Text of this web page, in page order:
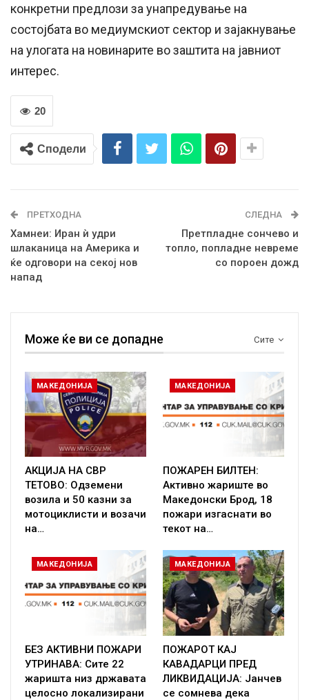
конкретни предлози за унапредување на
состојбата во медиумскиот сектор и зајакнување
на улогата на новинарите во заштита на јавниот
интерес.
20
Сподели
ПРЕТХОДНА
Хамнеи: Иран ѝ удри
шлаканица на Америка и
ќе одговори на секој нов
напад
СЛЕДНА
Претпладне сончево и
топло, попладне невреме
со пороен дожд
Сите
Може ќе ви се допадне
МАКЕДОНИЈА
АКЦИЈА НА СВР
ТЕТОВО: Одземени
возила и 50 казни за
мотоциклисти и возачи
на…
МАКЕДОНИЈА
ПОЖАРЕН БИЛТЕН:
Активно жариште во
Македонски Брод, 18
пожари изгаснати во
текот на…
МАКЕДОНИЈА
БЕЗ АКТИВНИ ПОЖАРИ
УТРИНАВА: Сите 22
жаришта низ државата
целосно локализирани
МАКЕДОНИЈА
ПОЖАРОТ КАЈ
КАВАДАРЦИ ПРЕД
ЛИКВИДАЦИЈА: Јанчев
се сомнева дека